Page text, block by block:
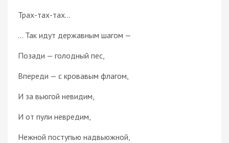
Трах-тах-тах...
... Так идут державным шагом —
Позади — голодный пес,
Впереди — с кровавым флагом,
И за вьюгой невидим,
И от пули невредим,
Нежной поступью надвьюжной,